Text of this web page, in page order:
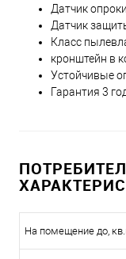
Датчик
Датчик
Класс
кронштейн в
Устойчивые
Гарантия 3
На помещение до,